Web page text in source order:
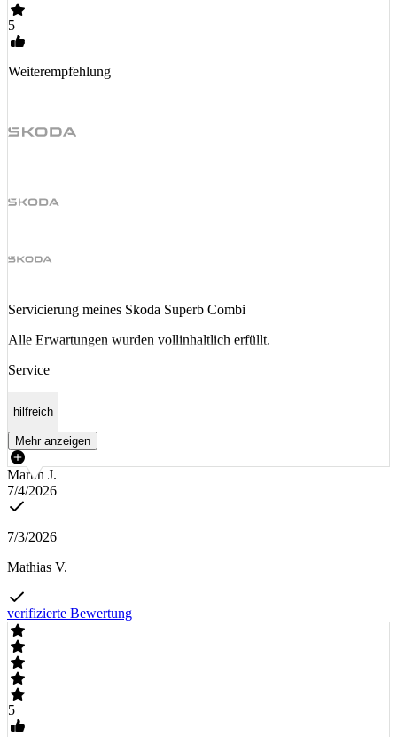
5
Weiterempfehlung
Servicierung meines Skoda Superb Combi
Alle Erwartungen wurden vollinhaltlich erfüllt.
Service
hilfreich
Mehr anzeigen
Martin J.
7/4/2026
7/3/2026
Mathias V.
verifizierte Bewertung
5